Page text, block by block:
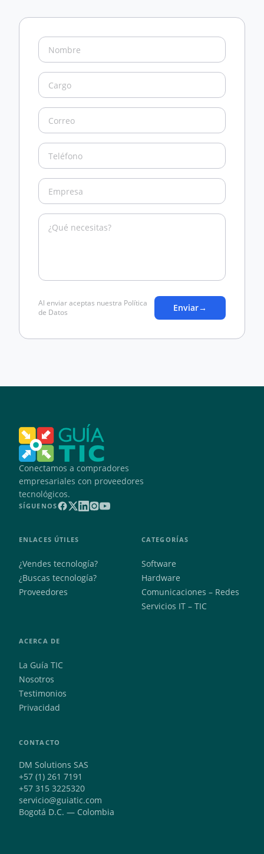
Al enviar aceptas nuestra Política
de Datos
Enviar→
Conectamos a compradores
empresariales con proveedores
tecnológicos.
SÍGUENOS
ENLACES ÚTILES
¿Vendes tecnología?
¿Buscas tecnología?
Proveedores
CATEGORÍAS
Software
Hardware
Comunicaciones – Redes
Servicios IT – TIC
ACERCA DE
La Guía TIC
Nosotros
Testimonios
Privacidad
CONTACTO
DM Solutions SAS
+57 (1) 261 7191
+57 315 3225320
servicio@guiatic.com
Bogotá D.C. — Colombia